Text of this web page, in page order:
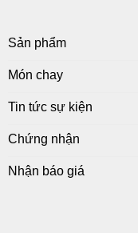
Sản phẩm
Món chay
Tin tức sự kiện
Chứng nhận
Nhận báo giá